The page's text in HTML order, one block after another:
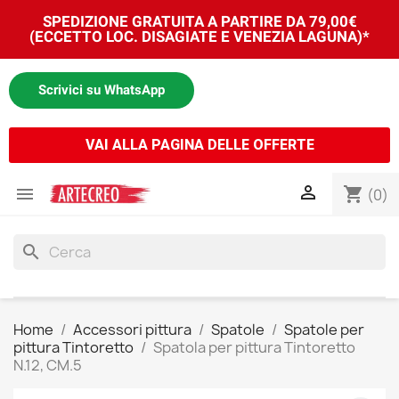
SPEDIZIONE GRATUITA A PARTIRE DA 79,00€
(ECCETTO LOC. DISAGIATE E VENEZIA LAGUNA)*
Scrivici su WhatsApp
VAI ALLA PAGINA DELLE OFFERTE
 shopping_cart (0)

search
Home Accessori pittura Spatole
Spatole per
pittura Tintoretto
Spatola per pittura Tintoretto
N.12, CM.5